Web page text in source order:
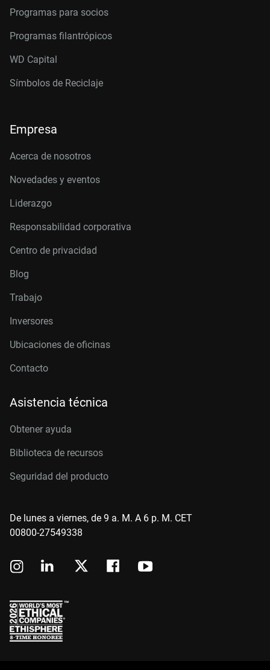
Programas para socios
Programas filantrópicos
WD Capital
Símbolos de Reciclaje
Empresa
Acerca de nosotros
Novedades y eventos
Liderazgo
Responsabilidad corporativa
Centro de privacidad
Blog
Trabajo
Inversores
Ubicaciones de oficinas
Contacto
Asistencia técnica
Obtener ayuda
Biblioteca de recursos
Seguridad del producto
De lunes a viernes, de 9 a. M. A 6 p. M. CET
00800-27549338